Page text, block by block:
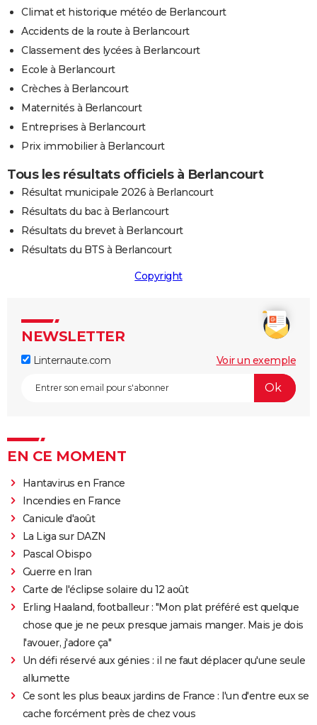
Climat et historique météo de Berlancourt
Accidents de la route à Berlancourt
Classement des lycées à Berlancourt
Ecole à Berlancourt
Crèches à Berlancourt
Maternités à Berlancourt
Entreprises à Berlancourt
Prix immobilier à Berlancourt
Tous les résultats officiels à Berlancourt
Résultat municipale 2026 à Berlancourt
Résultats du bac à Berlancourt
Résultats du brevet à Berlancourt
Résultats du BTS à Berlancourt
Copyright
NEWSLETTER
Linternaute.com Voir un exemple
EN CE MOMENT
Hantavirus en France
Incendies en France
Canicule d'août
La Liga sur DAZN
Pascal Obispo
Guerre en Iran
Carte de l'éclipse solaire du 12 août
Erling Haaland, footballeur : "Mon plat préféré est quelque
chose que je ne peux presque jamais manger. Mais je dois
l'avouer, j'adore ça"
Un défi réservé aux génies : il ne faut déplacer qu'une seule
allumette
Ce sont les plus beaux jardins de France : l'un d'entre eux se
cache forcément près de chez vous